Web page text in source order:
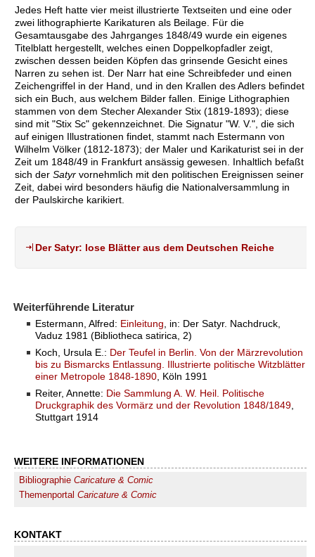
WEITERE INFORMATIONEN
Bibliographie Caricature & Comic
Themenportal Caricature & Comic
KONTAKT
Jedes Heft hatte vier meist illustrierte Textseiten und eine oder
zwei lithographierte Karikaturen als Beilage. Für die
Gesamtausgabe des Jahrganges 1848/49 wurde ein eigenes
Titelblatt hergestellt, welches einen Doppelkopfadler zeigt,
zwischen dessen beiden Köpfen das grinsende Gesicht eines
Narren zu sehen ist. Der Narr hat eine Schreibfeder und einen
Zeichengriffel in der Hand, und in den Krallen des Adlers befindet
sich ein Buch, aus welchem Bilder fallen. Einige Lithographien
stammen von dem Stecher Alexander Stix (1819-1893); diese
sind mit "Stix Sc" gekennzeichnet. Die Signatur "W. V.", die sich
auf einigen Illustrationen findet, stammt nach Estermann von
Wilhelm Völker (1812-1873); der Maler und Karikaturist sei in der
Zeit um 1848/49 in Frankfurt ansässig gewesen. Inhaltlich befaßt
sich der Satyr vornehmlich mit den politischen Ereignissen seiner
Zeit, dabei wird besonders häufig die Nationalversammlung in
der Paulskirche karikiert.
Der Satyr: lose Blätter aus dem Deutschen Reiche
Weiterführende Literatur
Estermann, Alfred: Einleitung , in: Der Satyr. Nachdruck,
Vaduz 1981 (Bibliotheca satirica, 2)
Koch, Ursula E.: Der Teufel in Berlin. Von der Märzrevolution
bis zu Bismarcks Entlassung. Illustrierte politische Witzblätter
einer Metropole 1848-1890 , Köln 1991
Reiter, Annette: Die Sammlung A. W. Heil. Politische
Druckgraphik des Vormärz und der Revolution 1848/1849,
Stuttgart 1914